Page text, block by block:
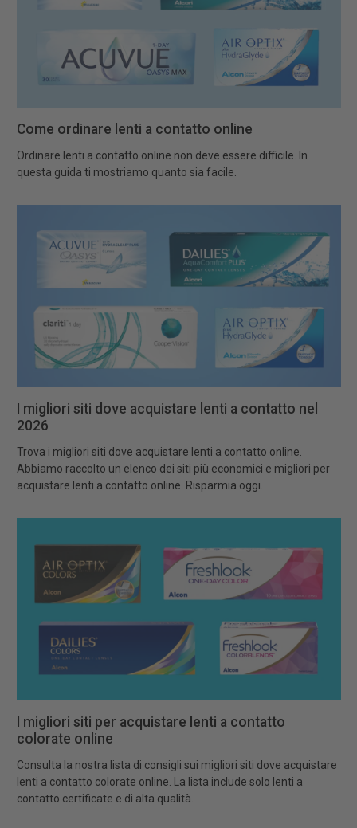
Come ordinare lenti a contatto online
Ordinare lenti a contatto online non deve essere difficile. In
questa guida ti mostriamo quanto sia facile.
I migliori siti dove acquistare lenti a contatto nel
2026
Trova i migliori siti dove acquistare lenti a contatto online.
Abbiamo raccolto un elenco dei siti più economici e migliori per
acquistare lenti a contatto online. Risparmia oggi.
I migliori siti per acquistare lenti a contatto
colorate online
Consulta la nostra lista di consigli sui migliori siti dove acquistare
lenti a contatto colorate online. La lista include solo lenti a
contatto certificate e di alta qualità.